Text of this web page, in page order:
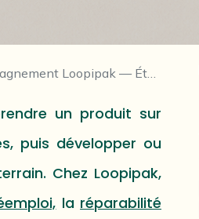
— Étape 2 : concevoir une solution réutilisable adaptée à vos opérations
un produit sur
puis développer ou
Chez Loopipak,
la réparabilité